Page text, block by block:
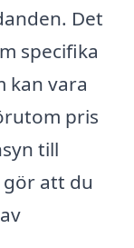
Det
specifika
kan vara
pris
till
att du